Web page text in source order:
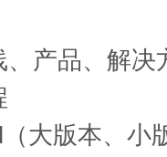
产品、解决
大版本、小